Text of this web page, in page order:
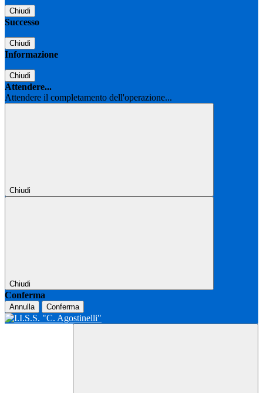
Chiudi
Successo
Chiudi
Informazione
Chiudi
Attendere...
Attendere il completamento dell'operazione...
Chiudi
Chiudi
Conferma
Annulla Conferma